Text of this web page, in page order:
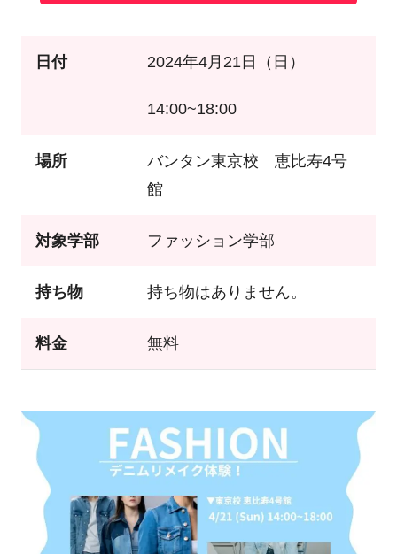
日付 2024年4月21日（日）
14:00~18:00
場所
バンタン東京校 恵比寿4号
館
対象学部 ファッション学部
持ち物 持ち物はありません。
料金 無料